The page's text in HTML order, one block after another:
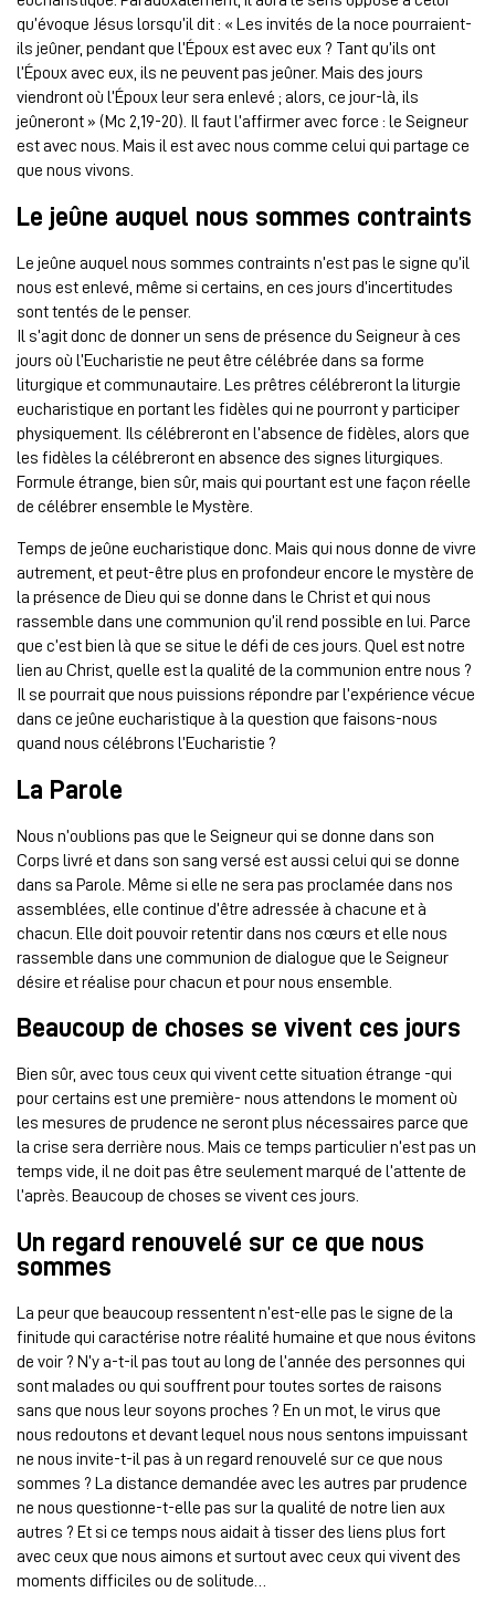
qu’évoque Jésus lorsqu’il dit : « Les invités de la noce pourraient-
ils jeûner, pendant que l’Époux est avec eux ? Tant qu’ils ont
l’Époux avec eux, ils ne peuvent pas jeûner. Mais des jours
viendront où l’Époux leur sera enlevé ; alors, ce jour-là, ils
jeûneront » (Mc 2,19-20). Il faut l’affirmer avec force : le Seigneur
est avec nous. Mais il est avec nous comme celui qui partage ce
que nous vivons.
Le jeûne auquel nous sommes contraints
Le jeûne auquel nous sommes contraints n’est pas le signe qu’il
nous est enlevé, même si certains, en ces jours d’incertitudes
sont tentés de le penser.
Il s’agit donc de donner un sens de présence du Seigneur à ces
jours où l’Eucharistie ne peut être célébrée dans sa forme
liturgique et communautaire. Les prêtres célébreront la liturgie
eucharistique en portant les fidèles qui ne pourront y participer
physiquement. Ils célébreront en l’absence de fidèles, alors que
les fidèles la célébreront en absence des signes liturgiques.
Formule étrange, bien sûr, mais qui pourtant est une façon réelle
de célébrer ensemble le Mystère.
Temps de jeûne eucharistique donc. Mais qui nous donne de vivre
autrement, et peut-être plus en profondeur encore le mystère de
la présence de Dieu qui se donne dans le Christ et qui nous
rassemble dans une communion qu’il rend possible en lui. Parce
que c’est bien là que se situe le défi de ces jours. Quel est notre
lien au Christ, quelle est la qualité de la communion entre nous ?
Il se pourrait que nous puissions répondre par l’expérience vécue
dans ce jeûne eucharistique à la question que faisons-nous
quand nous célébrons l’Eucharistie ?
La Parole
Nous n’oublions pas que le Seigneur qui se donne dans son
Corps livré et dans son sang versé est aussi celui qui se donne
dans sa Parole. Même si elle ne sera pas proclamée dans nos
assemblées, elle continue d’être adressée à chacune et à
chacun. Elle doit pouvoir retentir dans nos cœurs et elle nous
rassemble dans une communion de dialogue que le Seigneur
désire et réalise pour chacun et pour nous ensemble.
Beaucoup de choses se vivent ces jours
Bien sûr, avec tous ceux qui vivent cette situation étrange -qui
pour certains est une première- nous attendons le moment où
les mesures de prudence ne seront plus nécessaires parce que
la crise sera derrière nous. Mais ce temps particulier n’est pas un
temps vide, il ne doit pas être seulement marqué de l’attente de
l’après. Beaucoup de choses se vivent ces jours.
Un regard renouvelé sur ce que nous
sommes
La peur que beaucoup ressentent n’est-elle pas le signe de la
finitude qui caractérise notre réalité humaine et que nous évitons
de voir ? N’y a-t-il pas tout au long de l’année des personnes qui
sont malades ou qui souffrent pour toutes sortes de raisons
sans que nous leur soyons proches ? En un mot, le virus que
nous redoutons et devant lequel nous nous sentons impuissant
ne nous invite-t-il pas à un regard renouvelé sur ce que nous
sommes ? La distance demandée avec les autres par prudence
ne nous questionne-t-elle pas sur la qualité de notre lien aux
autres ? Et si ce temps nous aidait à tisser des liens plus fort
avec ceux que nous aimons et surtout avec ceux qui vivent des
moments difficiles ou de solitude…